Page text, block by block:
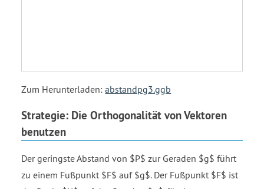
Zum Herunterladen: abstandpg3.ggb
Strategie: Die Orthogonalität von Vektoren
benutzen
Der geringste Abstand von $P$ zur Geraden $g$ führt
zu einem Fußpunkt $F$ auf $g$. Der Fußpunkt $F$ ist